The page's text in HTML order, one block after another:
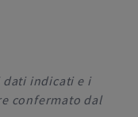
dati indicati e i
confermato dal